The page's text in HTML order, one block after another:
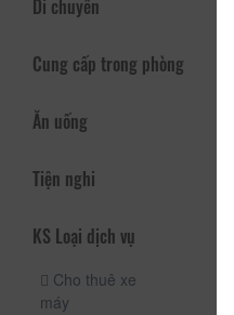
Di chuyển
Cung cấp trong phòng
Ăn uống
Tiện nghi
KS Loại dịch vụ
Cho thuê xe
máy